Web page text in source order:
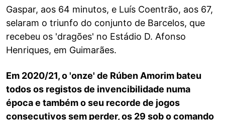
Gaspar, aos 64 minutos, e Luís Coentrão, aos 67,
selaram o triunfo do conjunto de Barcelos, que
recebeu os 'dragões' no Estádio D. Afonso
Henriques, em Guimarães.
Em 2020/21, o 'onze' de Rúben Amorim bateu
todos os registos de invencibilidade numa
época e também o seu recorde de jogos
consecutivos sem perder, os 29 sob o comando